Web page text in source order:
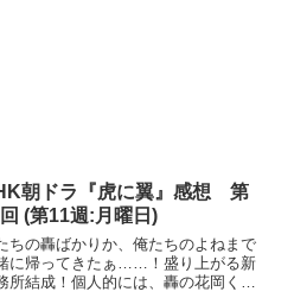
朝ドラ『虎に翼』感想 第
(第11週:月曜日)
ちの轟ばかりか、俺たちのよねまで
に帰ってきたぁ……！盛り上がる新
所結成！個人的には、轟の花岡くん